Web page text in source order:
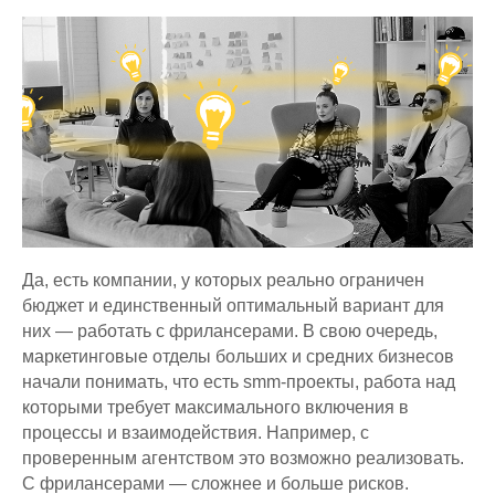
Да, есть компании, у которых реально ограничен
бюджет и единственный оптимальный вариант для
них — работать с фрилансерами. В свою очередь,
маркетинговые отделы больших и средних бизнесов
начали понимать, что есть smm-проекты, работа над
которыми требует максимального включения в
процессы и взаимодействия. Например, с
проверенным агентством это возможно реализовать.
С фрилансерами — сложнее и больше рисков.